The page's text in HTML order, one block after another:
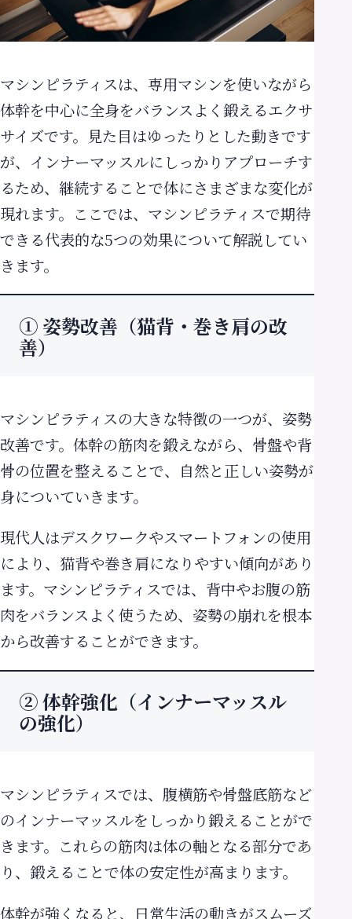
マシンピラティスは、専用マシンを使いながら
体幹を中心に全身をバランスよく鍛えるエクサ
サイズです。見た目はゆったりとした動きです
が、インナーマッスルにしっかりアプローチす
るため、継続することで体にさまざまな変化が
現れます。ここでは、マシンピラティスで期待
できる代表的な5つの効果について解説してい
きます。
① 姿勢改善（猫背・巻き肩の改
善）
マシンピラティスの大きな特徴の一つが、姿勢
改善です。体幹の筋肉を鍛えながら、骨盤や背
骨の位置を整えることで、自然と正しい姿勢が
身についていきます。
現代人はデスクワークやスマートフォンの使用
により、猫背や巻き肩になりやすい傾向があり
ます。マシンピラティスでは、背中やお腹の筋
肉をバランスよく使うため、姿勢の崩れを根本
から改善することができます。
② 体幹強化（インナーマッスル
の強化）
マシンピラティスでは、腹横筋や骨盤底筋など
のインナーマッスルをしっかり鍛えることがで
きます。これらの筋肉は体の軸となる部分であ
り、鍛えることで体の安定性が高まります。
体幹が強くなると、日常生活の動きがスムーズ